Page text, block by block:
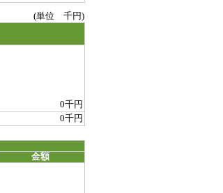
(単位 千円)
0千円
0千円
金額